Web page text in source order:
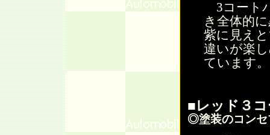
3コート
き全体的
紫に見え
違いが楽
ています。
■レッド３
◎塗装のコンセ